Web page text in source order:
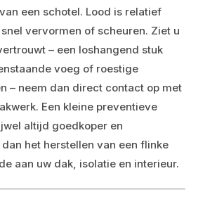
een schotel. Lood is relatief
vervormen of scheuren. Ziet u
– een loshangend stuk
voeg of roestige
– neem dan direct contact op met
Een kleine preventieve
altijd goedkoper en
het herstellen van een flinke
aan uw dak, isolatie en interieur.